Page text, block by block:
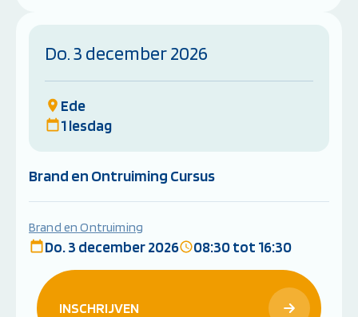
Do. 3 december 2026
Ede
1 lesdag
Brand en Ontruiming Cursus
Brand en Ontruiming
Do. 3 december 2026 08:30 tot 16:30
INSCHRIJVEN